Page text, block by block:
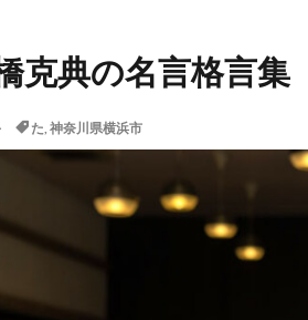
克典の名言格言集
た, 神奈川県横浜市